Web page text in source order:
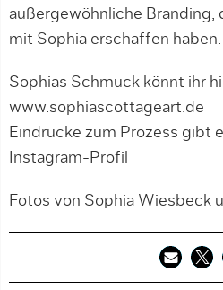
außergewöhnliche Branding,
mit Sophia erschaffen haben.
Sophias Schmuck könnt ihr
www.sophiascottageart.de
Eindrücke zum Prozess gibt
Instagram-Profil
Fotos von Sophia Wiesbeck